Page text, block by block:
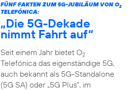
FÜNF FAKTEN ZUM 5G-JUBILÄUM VON O2
TELEFÓNICA:
„Die 5G-Dekade
nimmt Fahrt auf“
Seit einem Jahr bietet O2
Telefónica das eigenständige 5G,
auch bekannt als 5G-Standalone
(5G SA) oder „5G Plus“, im